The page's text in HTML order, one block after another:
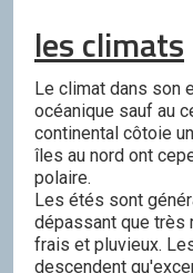
les climats
Le climat dans son
océanique sauf au
continental côtoie
îles au nord ont
polaire.
Les étés sont
dépassant que très
frais et pluvieux.
descendent